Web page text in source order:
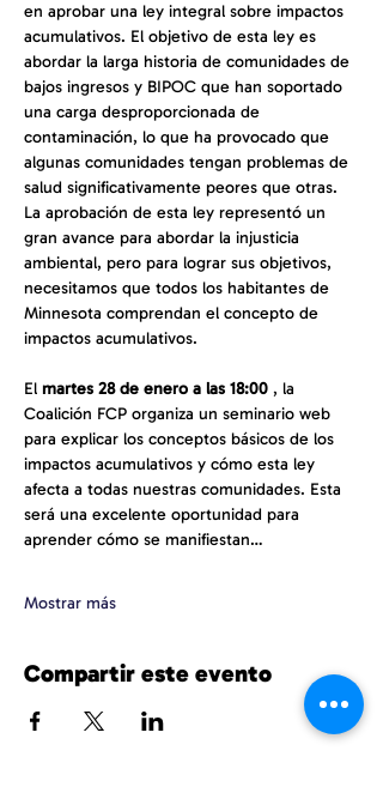
en aprobar una ley integral sobre impactos
acumulativos. El objetivo de esta ley es
abordar la larga historia de comunidades de
bajos ingresos y BIPOC que han soportado
una carga desproporcionada de
contaminación, lo que ha provocado que
algunas comunidades tengan problemas de
salud significativamente peores que otras.
La aprobación de esta ley representó un
gran avance para abordar la injusticia
ambiental, pero para lograr sus objetivos,
necesitamos que todos los habitantes de
Minnesota comprendan el concepto de
impactos acumulativos.
El martes 28 de enero a las 18:00 , la
Coalición FCP organiza un seminario web
para explicar los conceptos básicos de los
impactos acumulativos y cómo esta ley
afecta a todas nuestras comunidades. Esta
será una excelente oportunidad para
aprender cómo se manifiestan…
Mostrar más
Compartir este evento